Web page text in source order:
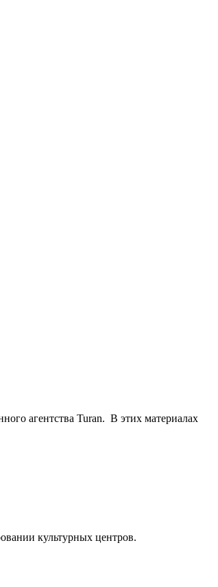
агентства Turan. В этих материалах
культурных центров.